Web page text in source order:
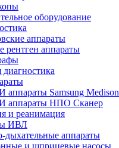
оборудование
аппараты
рентген аппараты
диагностика
аппараты Samsung Medison
аппараты НПО Сканер
и реанимация
ИВЛ
дыхательные аппараты
и шприцевые насосы